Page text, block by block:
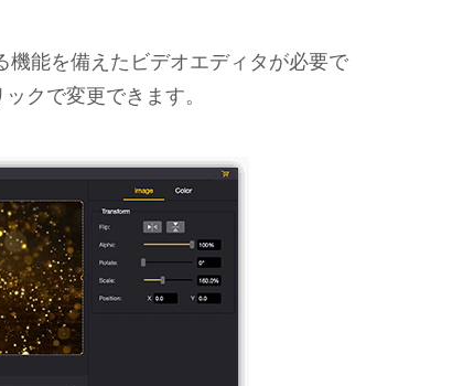
能を備えたビデオエディタが必要で
クで変更できます。